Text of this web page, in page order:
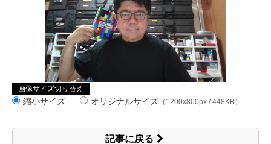
画像サイズ切り替え
縮小サイズ オリジナルサイズ （1200x800px / 448KB）
記事に戻る